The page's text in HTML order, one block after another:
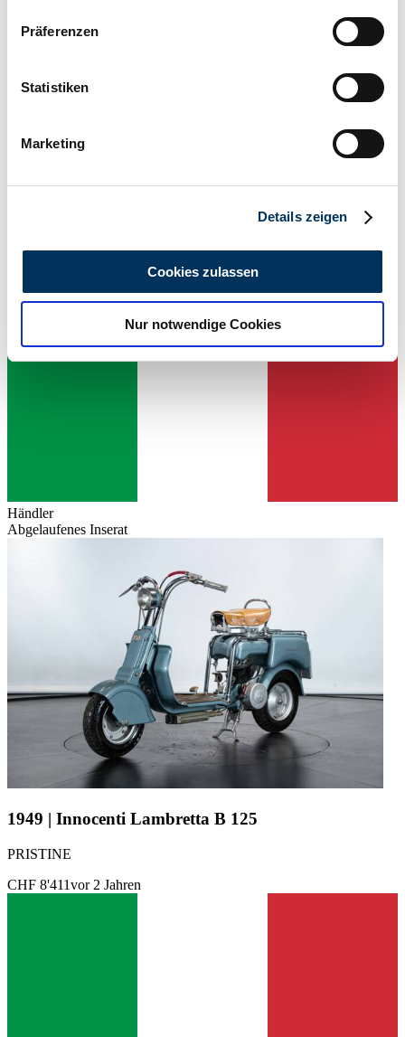
Informationen über Ihre geografische Lage
können
bestimmten Merkmalen (Fingerprinting) identifizieren
Erfahren Sie mehr darüber, wie Ihre persönlichen Daten
analysieren. Außerdem geben wir Informationen zu Ihrer
Verwendung unserer Website an unsere Partner für
soziale Medien, Werbung und Analysen weiter. Unsere
Präferenzen
Statistiken
Marketing
Details zeigen
Cookies zulassen
Nur notwendige Cookies
Händler
Abgelaufenes Inserat
1949 | Innocenti Lambretta B 125
PRISTINE
CHF 8'411vor 2 Jahren